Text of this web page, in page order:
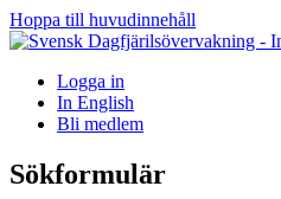
Hoppa till huvudinnehåll
Logga in
In English
Bli medlem
Sökformulär